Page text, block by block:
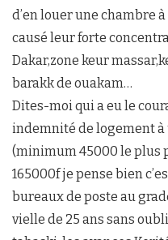
d’en louer une chambre
causé leur forte
Dakar,zone keur
barakk de ouakam…
Dites-moi qui a eu le
indemnité de logement
(minimum 45000 le plus
165000f je pense bien
bureaux de poste au
vielle de 25 ans sans